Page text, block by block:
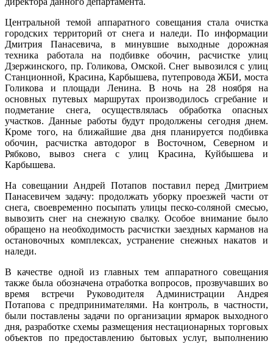
Центральной темой аппаратного совещания стала очистка
городских территорий от снега и наледи. По информации
Дмитрия Панасевича, в минувшие выходные дорожная
техника работала на подбивке обочин, расчистке улиц
Дзержинского, пр. Голикова, Омской. Снег вывозился с улиц
Станционной, Красина, Карбышева, путепровода ЖБИ, моста
Голикова и площади Ленина. В ночь на 28 ноября на
основных путевых маршрутах производилось сгребание и
подметание снега, осуществлялась обработка опасных
участков. Данные работы будут продолжены сегодня днем.
Кроме того, на ближайшие два дня планируется подбивка
обочин, расчистка автодорог в Восточном, Северном и
Рябково, вывоз снега с улиц Красина, Куйбышева и
Карбышева.
На совещании Андрей Потапов поставил перед Дмитрием
Панасевичем задачу: продолжать уборку проезжей части от
снега, своевременно посыпать улицы песко-соляной смесью,
вывозить снег на снежную свалку. Особое внимание было
обращено на необходимость расчистки заездных карманов на
остановочных комплексах, устранение снежных накатов и
наледи.
В качестве одной из главных тем аппаратного совещания
также была обозначена отработка вопросов, прозвучавших во
время встречи Руководителя Администрации Андрея
Потапова с предпринимателями. На контроль, в частности,
были поставлены задачи по организации ярмарок выходного
дня, разработке схемы размещения нестационарных торговых
объектов по предоставлению бытовых услуг, выполнению